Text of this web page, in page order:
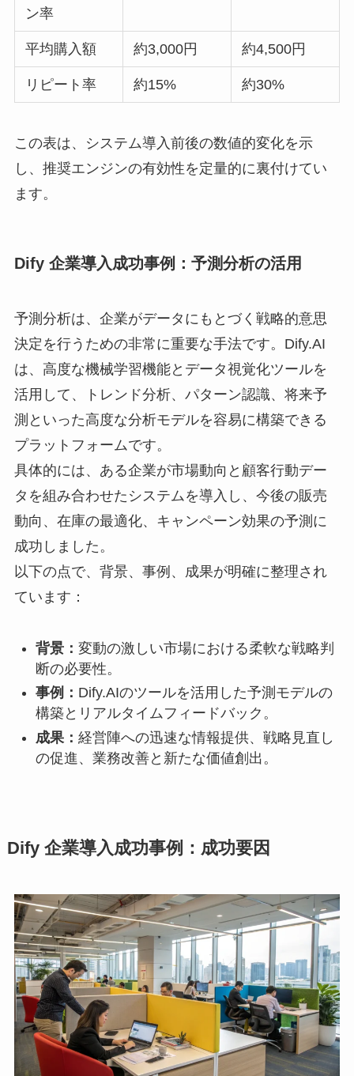
ン率
平均購入額 約3,000円 約4,500円
リピート率 約15% 約30%
この表は、システム導入前後の数値的変化を示
し、推奨エンジンの有効性を定量的に裏付けてい
ます。
Dify 企業導入成功事例：予測分析の活用
予測分析は、企業がデータにもとづく戦略的意思
決定を行うための非常に重要な手法です。Dify.AI
は、高度な機械学習機能とデータ視覚化ツールを
活用して、トレンド分析、パターン認識、将来予
測といった高度な分析モデルを容易に構築できる
プラットフォームです。
具体的には、ある企業が市場動向と顧客行動デー
タを組み合わせたシステムを導入し、今後の販売
動向、在庫の最適化、キャンペーン効果の予測に
成功しました。
以下の点で、背景、事例、成果が明確に整理され
ています：
背景： 変動の激しい市場における柔軟な戦略判
断の必要性。
事例： Dify.AIのツールを活用した予測モデルの
構築とリアルタイムフィードバック。
成果： 経営陣への迅速な情報提供、戦略見直し
の促進、業務改善と新たな価値創出。
Dify 企業導入成功事例：成功要因